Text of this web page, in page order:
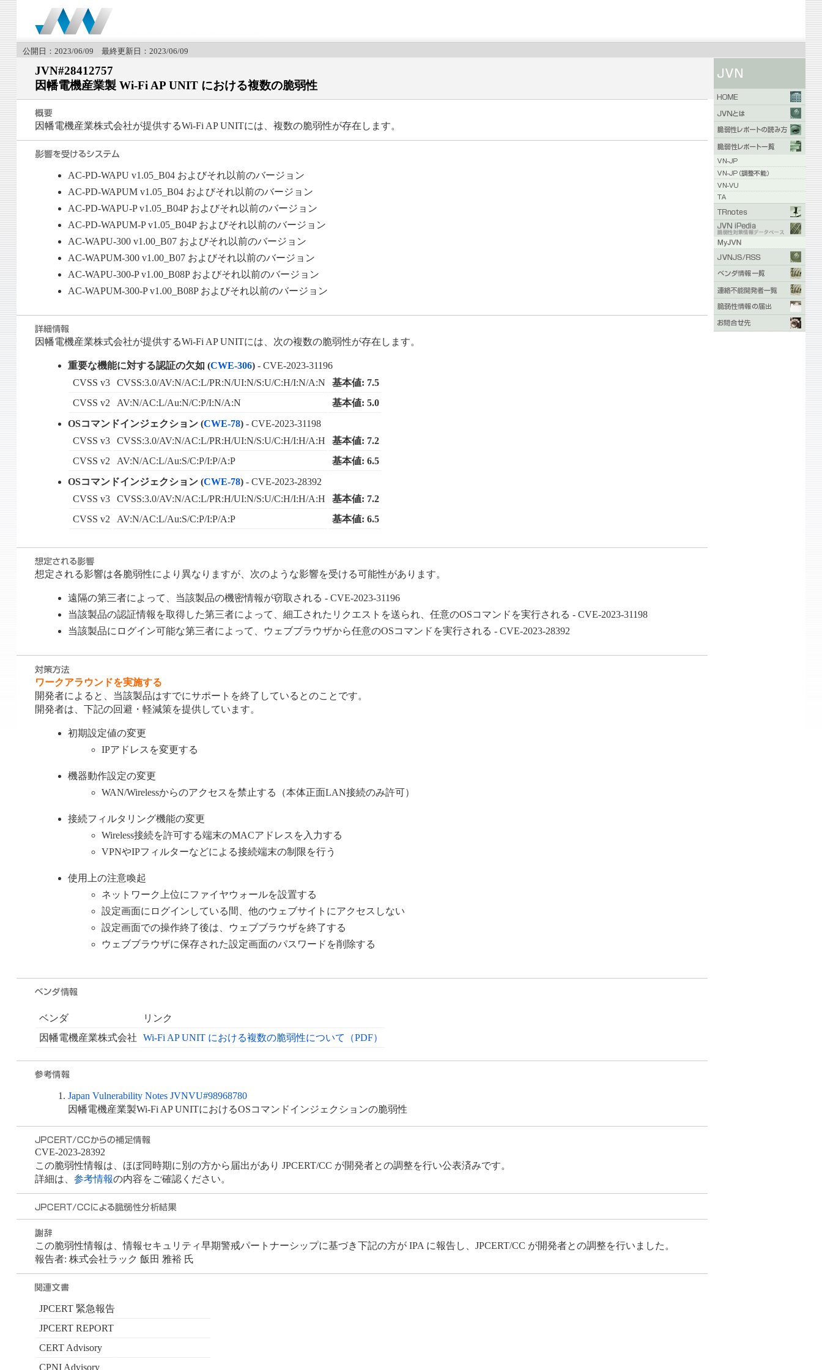
公開日：2023/06/09 最終更新日：2023/06/09
JVN#28412757
因幡電機産業製 Wi-Fi AP UNIT における複数の脆弱性
因幡電機産業株式会社が提供するWi-Fi AP UNITには、複数の脆弱性が存在します。
AC-PD-WAPU v1.05_B04 およびそれ以前のバージョン
AC-PD-WAPUM v1.05_B04 およびそれ以前のバージョン
AC-PD-WAPU-P v1.05_B04P およびそれ以前のバージョン
AC-PD-WAPUM-P v1.05_B04P およびそれ以前のバージョン
AC-WAPU-300 v1.00_B07 およびそれ以前のバージョン
AC-WAPUM-300 v1.00_B07 およびそれ以前のバージョン
AC-WAPU-300-P v1.00_B08P およびそれ以前のバージョン
AC-WAPUM-300-P v1.00_B08P およびそれ以前のバージョン
因幡電機産業株式会社が提供するWi-Fi AP UNITには、次の複数の脆弱性が存在します。
重要な機能に対する認証の欠如 (CWE-306) - CVE-2023-31196
CVSS v3
CVSS:3.0/AV:N/AC:L/PR:N/UI:N/S:U/C:H/I:N/A:N
基本値: 7.5
CVSS v2
AV:N/AC:L/Au:N/C:P/I:N/A:N
基本値: 5.0
OSコマンドインジェクション (CWE-78) - CVE-2023-31198
CVSS v3
CVSS:3.0/AV:N/AC:L/PR:H/UI:N/S:U/C:H/I:H/A:H
基本値: 7.2
CVSS v2
AV:N/AC:L/Au:S/C:P/I:P/A:P
基本値: 6.5
OSコマンドインジェクション (CWE-78) - CVE-2023-28392
CVSS v3
CVSS:3.0/AV:N/AC:L/PR:H/UI:N/S:U/C:H/I:H/A:H
基本値: 7.2
CVSS v2
AV:N/AC:L/Au:S/C:P/I:P/A:P 基本値: 6.5
想定される影響は各脆弱性により異なりますが、次のような影響を受ける可能性があります。
遠隔の第三者によって、当該製品の機密情報が窃取される - CVE-2023-31196
当該製品の認証情報を取得した第三者によって、細工されたリクエストを送られ、任意のOSコマンドを実行される - CVE-2023-31198
当該製品にログイン可能な第三者によって、ウェブブラウザから任意のOSコマンドを実行される - CVE-2023-28392
ワークアラウンドを実施する
開発者によると、当該製品はすでにサポートを終了しているとのことです。
開発者は、下記の回避・軽減策を提供しています。
初期設定値の変更
IPアドレスを変更する
機器動作設定の変更
WAN/Wirelessからのアクセスを禁止する（本体正面LAN接続のみ許可）
接続フィルタリング機能の変更
Wireless接続を許可する端末のMACアドレスを入力する
VPNやIPフィルターなどによる接続端末の制限を行う
使用上の注意喚起
ネットワーク上位にファイヤウォールを設置する
設定画面にログインしている間、他のウェブサイトにアクセスしない
設定画面での操作終了後は、ウェブブラウザを終了する
ウェブブラウザに保存された設定画面のパスワードを削除する
ベンダ
リンク
因幡電機産業株式会社
Wi-Fi AP UNIT における複数の脆弱性について（PDF）
Japan Vulnerability Notes JVNVU#98968780
因幡電機産業製Wi-Fi AP UNITにおけるOSコマンドインジェクションの脆弱性
CVE-2023-28392
この脆弱性情報は、ほぼ同時期に別の方から届出があり JPCERT/CC が開発者との調整を行い公表済みです。
詳細は、 参考情報の内容をご確認ください。
この脆弱性情報は、情報セキュリティ早期警戒パートナーシップに基づき下記の方が IPA に報告し、JPCERT/CC が開発者との調整を行いました。
報告者: 株式会社ラック 飯田 雅裕 氏
JPCERT 緊急報告
JPCERT REPORT
CERT Advisory
CPNI Advisory